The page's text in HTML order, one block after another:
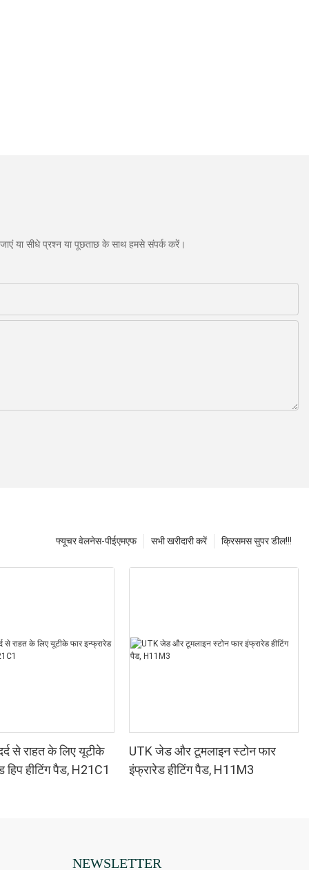
या सीधे प्रश्न या पूछताछ के साथ हमसे संपर्क करें।
क्रिसमस सुपर डील!!!
सभी खरीदारी करें
फ्यूचर वेलनेस-पीईएमएफ
से राहत के लिए यूटीके
हिप हीटिंग पैड, H21C1
UTK जेड और टूमलाइन स्टोन फार
इंफ्रारेड हीटिंग पैड, H11M3
NEWSLETTER